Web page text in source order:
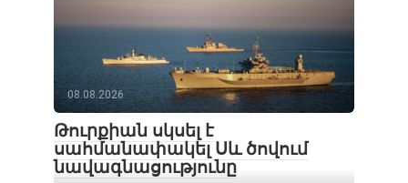
08.08.2026
Թուրքիան սկսել է
սահմանափակել Սև ծովում
նավագնացությունը